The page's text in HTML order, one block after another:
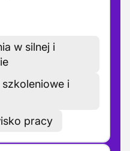
w silnej i
i
pracy